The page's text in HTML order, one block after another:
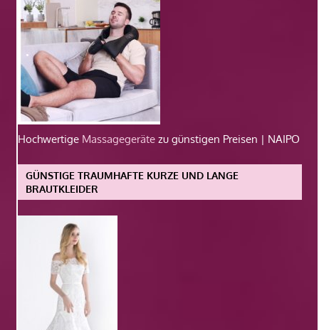
Hochwertige Massagegeräte zu günstigen Preisen | NAIPO
GÜNSTIGE TRAUMHAFTE KURZE UND LANGE
BRAUTKLEIDER